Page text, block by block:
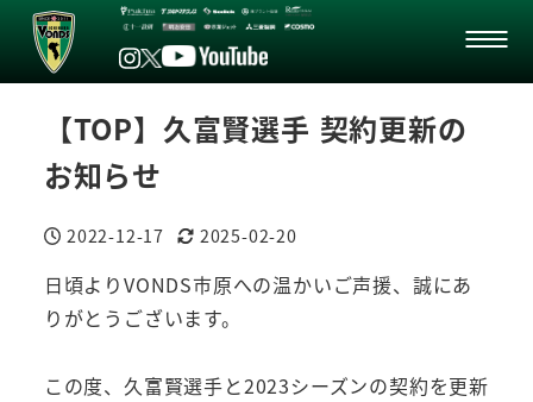
【TOP】久富賢選手 契約更新の
お知らせ
投稿日
2022-12-17
更新日
2025-02-20
日頃よりVONDS市原への温かいご声援、誠にあ
りがとうございます。
この度、久富賢選手と2023シーズンの契約を更新